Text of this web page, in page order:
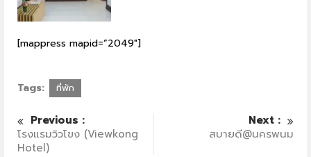
[mappress mapid=”2049″]
Tags: ที่พัก
Previous :
โรงแรมวิวโขง (Viewkong
Hotel)
Next :
สบายดี@นครพนม